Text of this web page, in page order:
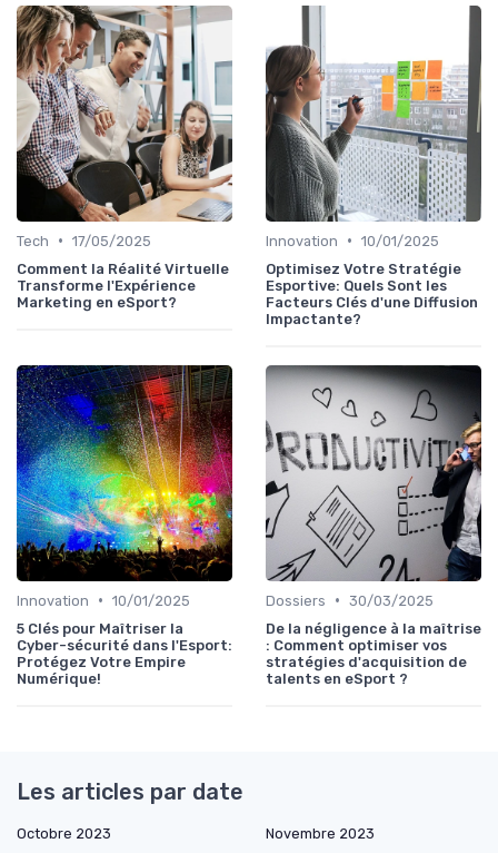
Tech • 17/05/2025
Comment la Réalité Virtuelle
Transforme l'Expérience
Marketing en eSport?
Innovation • 10/01/2025
Optimisez Votre Stratégie
Esportive: Quels Sont les
Facteurs Clés d'une Diffusion
Impactante?
Innovation • 10/01/2025
5 Clés pour Maîtriser la
Cyber-sécurité dans l'Esport:
Protégez Votre Empire
Numérique!
Dossiers • 30/03/2025
De la négligence à la maîtrise
: Comment optimiser vos
stratégies d'acquisition de
talents en eSport ?
Les articles par date
Octobre 2023
Novembre 2023